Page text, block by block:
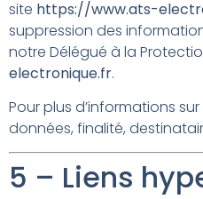
site https://www.ats-
suppression des
notre Délégué à la
electronique.fr.
Pour plus d’informations
données, finalité,
5 – Liens